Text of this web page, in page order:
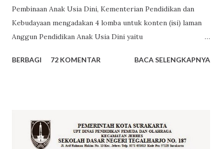
Pembinaan Anak Usia Dini, Kementerian Pendidikan dan
Kebudayaan mengadakan 4 lomba untuk konten (isi) laman
Anggun Pendidikan Anak Usia Dini yaitu
http://www.paud.kemdikbud.go.id . Salah satu lomba
Usia Dini” Ketentuan Lomba Penyusunan Cerita Rakyat
Cerita rakyat fokus pada pengembangan Nilai Agama dan
BERBAGI 72 KOMENTAR BACA SELENGKAPNYA